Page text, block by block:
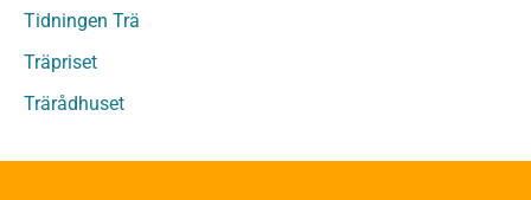
Sågat virke Behandlat
Övriga träprodukter
Övrigt byggvirke
Underlagsspont
Tidningen Trä
Träpriset
Trärådhuset